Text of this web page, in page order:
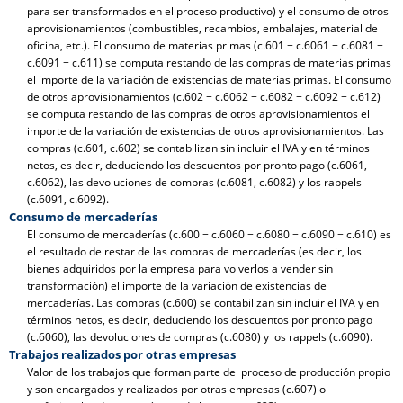
para ser transformados en el proceso productivo) y el consumo de otros
aprovisionamientos (combustibles, recambios, embalajes, material de
oficina, etc.). El consumo de materias primas (c.601 − c.6061 − c.6081 −
c.6091 − c.611) se computa restando de las compras de materias primas
el importe de la variación de existencias de materias primas. El consumo
de otros aprovisionamientos (c.602 − c.6062 − c.6082 − c.6092 − c.612)
se computa restando de las compras de otros aprovisionamientos el
importe de la variación de existencias de otros aprovisionamientos. Las
compras (c.601, c.602) se contabilizan sin incluir el IVA y en términos
netos, es decir, deduciendo los descuentos por pronto pago (c.6061,
c.6062), las devoluciones de compras (c.6081, c.6082) y los rappels
(c.6091, c.6092).
Consumo de mercaderías
El consumo de mercaderías (c.600 − c.6060 − c.6080 − c.6090 − c.610) es
el resultado de restar de las compras de mercaderías (es decir, los
bienes adquiridos por la empresa para volverlos a vender sin
transformación) el importe de la variación de existencias de
mercaderías. Las compras (c.600) se contabilizan sin incluir el IVA y en
términos netos, es decir, deduciendo los descuentos por pronto pago
(c.6060), las devoluciones de compras (c.6080) y los rappels (c.6090).
Trabajos realizados por otras empresas
Valor de los trabajos que forman parte del proceso de producción propio
y son encargados y realizados por otras empresas (c.607) o